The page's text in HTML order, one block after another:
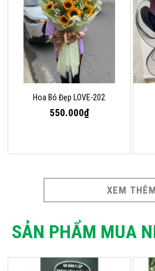
Hoa Bó Đẹp LOVE-202
550.000₫
XEM THÊM
SẢN PHẨM MUA